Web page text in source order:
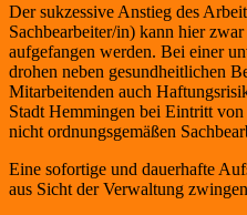
Der sukzessive Anstieg des
Sachbearbeiter/in) kann hier
aufgefangen werden. Bei einer
drohen neben gesundheitlichen
Mitarbeitenden auch
Stadt Hemmingen bei Eintritt
nicht ordnungsgemäßen
Eine sofortige und dauerhafte
aus Sicht der Verwaltung